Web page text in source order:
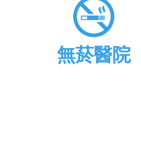
無菸醫院